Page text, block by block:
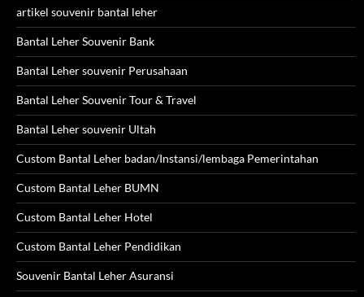
artikel souvenir bantal leher
Bantal Leher Souvenir Bank
Bantal Leher souvenir Perusahaan
Bantal Leher Souvenir Tour & Travel
Bantal Leher souvenir Ultah
Custom Bantal Leher badan/Instansi/lembaga Pemerintahan
Custom Bantal Leher BUMN
Custom Bantal Leher Hotel
Custom Bantal Leher Pendidikan
Souvenir Bantal Leher Asuransi